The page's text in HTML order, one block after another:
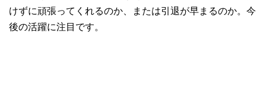
けずに頑張ってくれるのか、または引退が早まるのか。今
後の活躍に注目です。